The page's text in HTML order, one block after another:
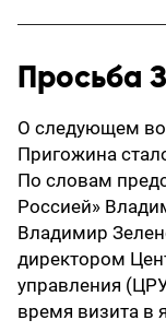
Просьба
О следующем
Пригожина
По словам
Россией»
Владимир
директором
управления
время визита в